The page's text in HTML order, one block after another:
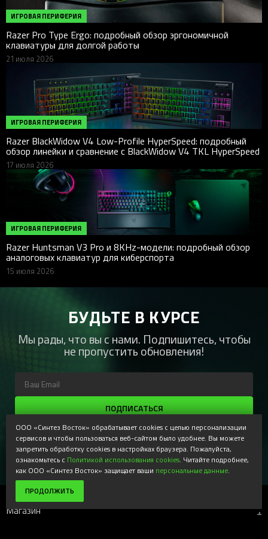
ИГРОВАЯ ПЕРИФЕРИЯ
Razer Pro Type Ergo: подробный обзор эргономичной
клавиатуры для долгой работы
21 июля 2026
ИГРОВАЯ ПЕРИФЕРИЯ
Razer BlackWidow V4 Low-Profile HyperSpeed: подробный
обзор линейки и сравнение с BlackWidow V4 TKL HyperSpeed
17 июля 2026
ИГРОВАЯ ПЕРИФЕРИЯ
Razer Huntsman V3 Pro и 8KHz-модели: подробный обзор
аналоговых клавиатур для киберспорта
15 июля 2026
БУДЬТЕ В КУРСЕ
Мы рады, что вы с нами. Подпишитесь, чтобы
не пропустить обновления!
ПОДПИСАТЬСЯ
Регистрируясь, Вы соглашаетесь получать наши
информационные рассылки и специальные предложения,
доступные только для подписчиков. Ознакомьтесь с нашей
Политикой конфиденциальности
Магазин +
ООО «Синтез Восток» обрабатывает cookies с целью персонализации
сервисов и чтобы пользоваться веб-сайтом было удобнее. Вы можете
запретить обработку cookies в настройках браузера. Пожалуйста,
ознакомьтесь с Политикой использования cookies . Читайте подробнее,
как ООО «Синтез Восток» защищает ваши персональные данные
ПРОДОЛЖИТЬ